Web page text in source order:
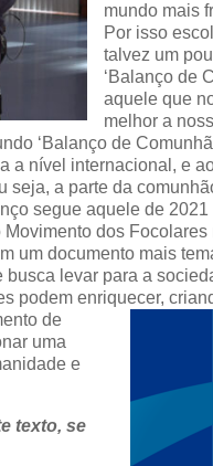
mundo mais
Por isso
talvez um
‘Balanço de
aquele que
melhor a
‘Balanço de
a nível internacional, e
a parte da
segue aquele de
dos
um documento mais
levar para a
podem enriquecer,
de
uma
e
texto, se